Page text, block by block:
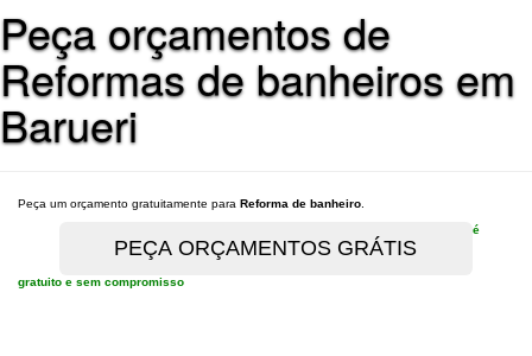
Peça orçamentos de
Reformas de banheiros em
Barueri
Peça um orçamento gratuitamente para Reforma de banheiro
é
gratuito e sem compromisso